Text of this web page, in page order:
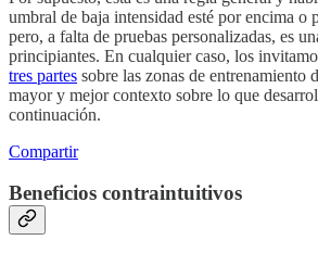
umbral de baja intensidad esté por encima o
pero, a falta de pruebas personalizadas, es
principiantes. En cualquier caso, los
tres partes sobre las zonas de entrenamiento
mayor y mejor contexto sobre lo que
continuación.
Compartir
Beneficios contraintuitivos